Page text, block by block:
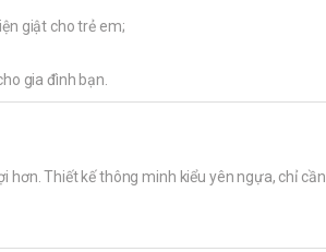
giật cho trẻ em;
gia đình bạn.
hơn. Thiết kế thông minh kiểu yên ngựa, chỉ cần